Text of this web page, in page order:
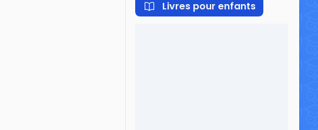
Livres pour enfants